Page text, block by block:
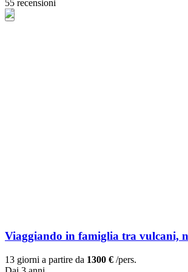
55 recensioni
Viaggiando in famiglia tra vulcani,
13 giorni a partire da 1300 € /pers.